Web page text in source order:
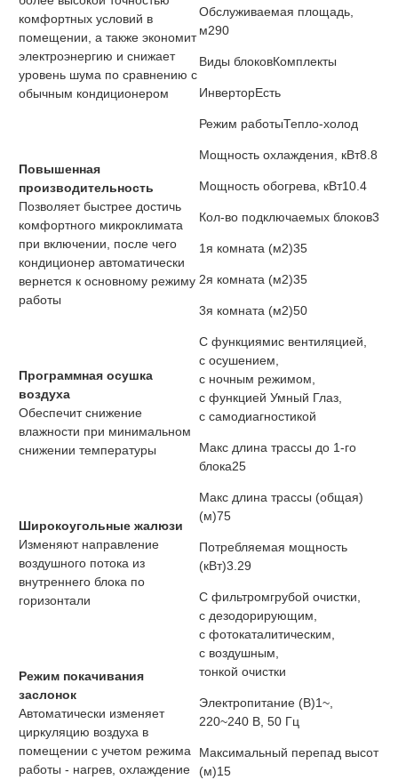
комфортных условий в
помещении, а также экономит
электроэнергию и снижает
уровень шума по сравнению с
обычным кондиционером
Повышенная
производительность
Позволяет быстрее достичь
комфортного микроклимата
при включении, после чего
кондиционер автоматически
вернется к основному режиму
работы
Программная осушка
воздуха
Обеспечит снижение
влажности при минимальном
снижении температуры
Широкоугольные жалюзи
Изменяют направление
воздушного потока из
внутреннего блока по
горизонтали
Режим покачивания
заслонок
Автоматически изменяет
циркуляцию воздуха в
помещении с учетом режима
работы - нагрев, охлаждение
Обслуживаемая площадь,
м290
Виды блоковКомплекты
ИнверторЕсть
Режим работыТепло-холод
Мощность охлаждения, кВт8.8
Мощность обогрева, кВт10.4
Кол-во подключаемых блоков3
1я комната (м2)35
2я комната (м2)35
3я комната (м2)50
С функциямис вентиляцией,
с осушением,
с ночным режимом,
с функцией Умный Глаз,
с самодиагностикой
Макс длина трассы до 1-го
блока25
Макс длина трассы (общая)
(м)75
Потребляемая мощность
(кВт)3.29
С фильтромгрубой очистки,
с дезодорирующим,
с фотокаталитическим,
с воздушным,
тонкой очистки
Электропитание (В)1~,
220~240 В, 50 Гц
Максимальный перепад высот
(м)15